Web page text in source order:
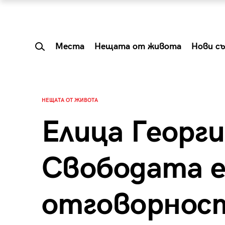
Места Нещата от живота Нови
НЕЩАТА ОТ ЖИВОТА
Елица
Свободата е
Summer Prelude: как